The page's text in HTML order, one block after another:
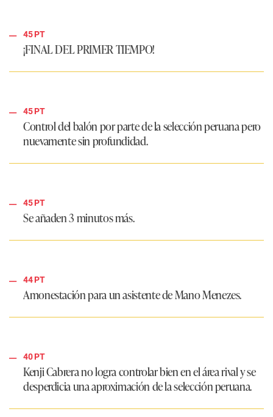
45 PT
¡FINAL DEL PRIMER TIEMPO!
45 PT
Control del balón por parte de la selección peruana pero
nuevamente sin profundidad.
45 PT
Se añaden 3 minutos más.
44 PT
Amonestación para un asistente de Mano Menezes.
40 PT
Kenji Cabrera no logra controlar bien en el área rival y se
desperdicia una aproximación de la selección peruana.